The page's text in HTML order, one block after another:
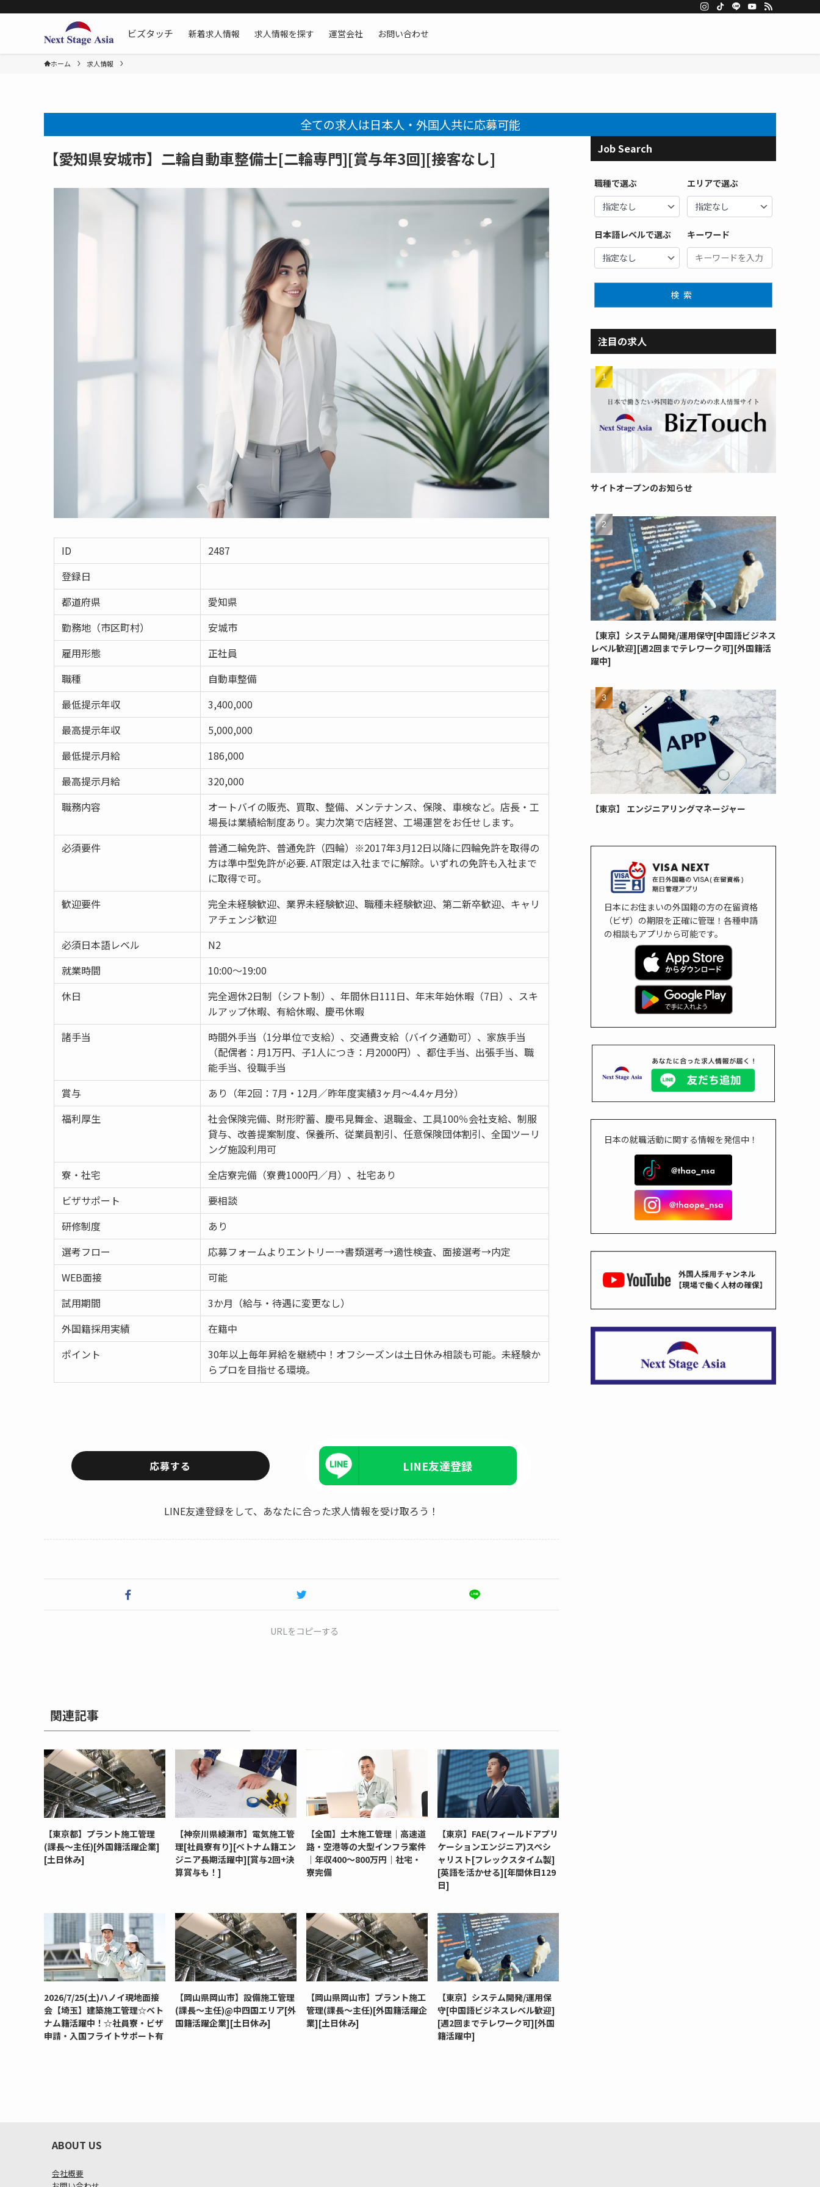
ビズタッチ
新着求人情報 求人情報を探す 運営会社 お問い合わせ
ホーム 求人情報
全ての求人は日本人・外国人共に応募可能
【愛知県安城市】二輪自動車整備士[二輪専門][賞与年3回][接客なし]
ID
2487
登録日
都道府県
愛知県
勤務地（市区町村）
安城市
雇用形態
正社員
職種
自動車整備
最低提示年収
3,400,000
最高提示年収
5,000,000
最低提示月給
186,000
最高提示月給
320,000
職務内容
オートバイの販売、買取、整備、メンテナンス、保険、車検など。店長・工
場長は業績給制度あり。実力次第で店経営、工場運営をお任せします。
必須要件
普通二輪免許、普通免許（四輪）※2017年3月12日以降に四輪免許を取得の
方は準中型免許が必要. AT限定は入社までに解除。いずれの免許も入社まで
に取得で可。
歓迎要件
完全未経験歓迎、業界未経験歓迎、職種未経験歓迎、第二新卒歓迎、キャリ
アチェンジ歓迎
必須日本語レベル
N2
就業時間
10:00～19:00
休日
完全週休2日制（シフト制）、年間休日111日、年末年始休暇（7日）、スキ
ルアップ休暇、有給休暇、慶弔休暇
諸手当
時間外手当（1分単位で支給）、交通費支給（バイク通勤可）、家族手当
（配偶者：月1万円、子1人につき：月2000円）、都住手当、出張手当、職
能手当、役職手当
賞与
あり（年2回：7月・12月／昨年度実績3ヶ月～4.4ヶ月分）
福利厚生
社会保険完備、財形貯蓄、慶弔見舞金、退職金、工具100％会社支給、制服
貸与、改善提案制度、保養所、従業員割引、任意保険団体割引、全国ツーリ
ング施設利用可
寮・社宅
全店寮完備（寮費1000円／月）、社宅あり
ビザサポート
要相談
研修制度
あり
選考フロー
応募フォームよりエントリー→書類選考→適性検査、面接選考→内定
WEB面接
可能
試用期間
3か月（給与・待遇に変更なし）
外国籍採用実績
在籍中
ポイント
30年以上毎年昇給を継続中！オフシーズンは土日休み相談も可能。未経験か
らプロを目指せる環境。
応募する LINE友達登録
LINE友達登録をして、あなたに合った求人情報を受け取ろう！
URLをコピーする
関連記事
【東京都】プラント施工管理
(課長～主任)[外国籍活躍企業]
[土日休み]
【神奈川県綾瀬市】電気施工管
理[社員寮有り][ベトナム籍エン
ジニア長期活躍中][賞与2回+決
算賞与も！]
【全国】土木施工管理｜高速道
路・空港等の大型インフラ案件
｜年収400～800万円｜社宅・
寮完備
【東京】FAE(フィールドアプリ
ケーションエンジニア)スペシ
ャリスト[フレックスタイム製]
[英語を活かせる][年間休日129
日]
2026/7/25(土)ハノイ現地面接
会【埼玉】建築施工管理☆ベト
ナム籍活躍中！☆社員寮・ビザ
申請・入国フライトサポート有
【岡山県岡山市】設備施工管理
(課長～主任)@中四国エリア[外
国籍活躍企業][土日休み]
【岡山県岡山市】プラント施工
管理(課長～主任)[外国籍活躍企
業][土日休み]
【東京】システム開発/運用保
守[中国語ビジネスレベル歓迎]
[週2回までテレワーク可][外国
籍活躍中]
Job Search
職種で選ぶ エリアで選ぶ
日本語レベルで選ぶ キーワード
検索
注目の求人
サイトオープンのお知らせ
【東京】システム開発/運用保守[中国語ビジネス
レベル歓迎][週2回までテレワーク可][外国籍活
躍中]
【東京】 エンジニアリングマネージャー
日本にお住まいの外国籍の方の在留資格
（ビザ）の期限を正確に管理！各種申請
の相談もアプリから可能です。
日本の就職活動に関する情報を発信中！
ABOUT US
会社概要